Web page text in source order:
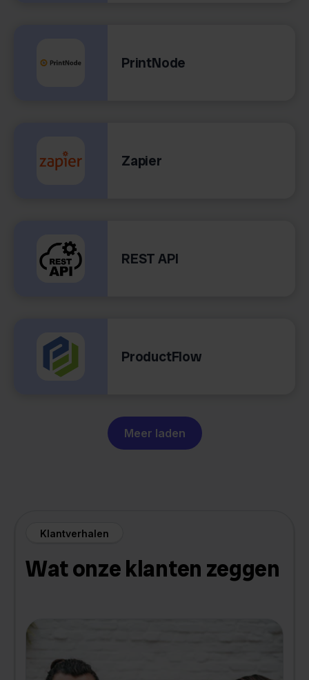
PrintNode
Zapier
REST API
ProductFlow
Meer laden
Klantverhalen
Wat onze klanten zeggen